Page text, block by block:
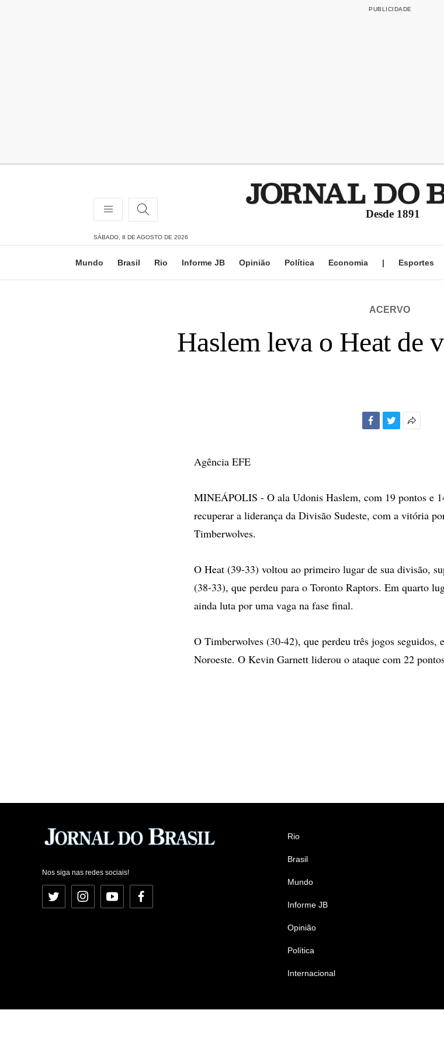
Desde 1891
SÁBADO, 8 DE AGOSTO DE 2026
Mundo Brasil Rio Informe JB Opinião Política Economia | Esportes
ACERVO
Haslem leva o Heat de
Agência EFE
MINEÁPOLIS - O ala Udonis Haslem, com 19 pontos e
recuperar a liderança da Divisão Sudeste, com a vitória
Timberwolves.
O Heat (39-33) voltou ao primeiro lugar de sua divisão,
(38-33), que perdeu para o Toronto Raptors. Em quarto
ainda luta por uma vaga na fase final.
O Timberwolves (30-42), que perdeu três jogos seguidos,
Noroeste. O Kevin Garnett liderou o ataque com 22
Nos siga nas redes sociais!
Twitter InstagramYouTubeFacebook
Rio
Brasil
Mundo
Informe JB
Opinião
Política
Internacional